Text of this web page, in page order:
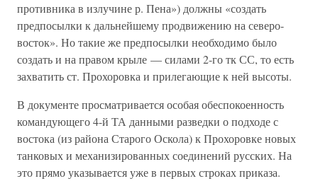
противника в излучине р. Пена») должны «создать
предпосылки к дальнейшему продвижению на северо-
восток». Но такие же предпосылки необходимо было
создать и на правом крыле — силами 2-го тк СС, то есть
захватить ст. Прохоровка и прилегающие к ней высоты.
В документе просматривается особая обеспокоенность
командующего 4-й ТА данными разведки о подходе с
востока (из района Старого Оскола) к Прохоровке новых
танковых и механизированных соединений русских. На
это прямо указывается уже в первых строках приказа.